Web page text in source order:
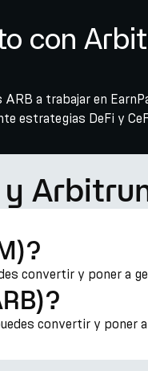
con
a trabajar en
estrategias DeFi y
convertir y poner a
convertir y poner